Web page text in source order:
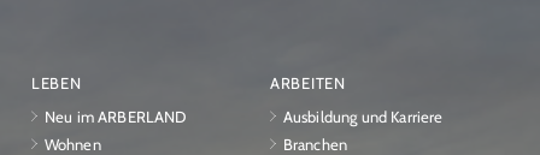
LEBEN
Neu im ARBERLAND
Wohnen
ARBEITEN
Ausbildung und Karriere
Branchen